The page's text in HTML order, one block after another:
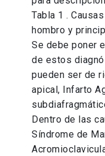
Tabla 1 .
hombro y
Se debe poner
de estos
pueden ser de
apical, Infarto
Dentro de las
Síndrome de